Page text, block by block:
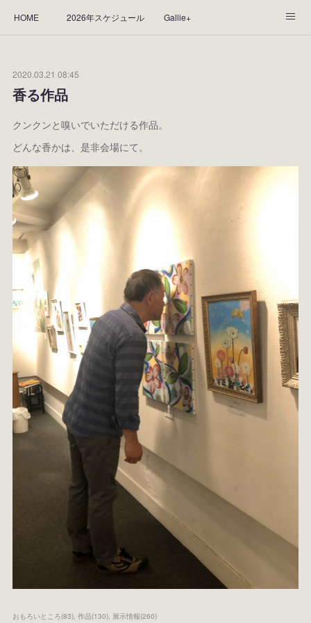
HOME 2026年スケジュール Gallie+
WORKS
“Kasane Style Art”って？ Yorie's Tapestry
ショップ 作品のレンタルについて
2024年 の足跡 2023*足跡
2021あしあと 2020年あしあと 2019年足あと
2018年あしあと
2020.03.21 08:45
香る作品
クンクンと嗅いでいただける作品。
どんな香かは、是非会場にて。
おもろいところ(83) 作品(130) 展示情報(260)